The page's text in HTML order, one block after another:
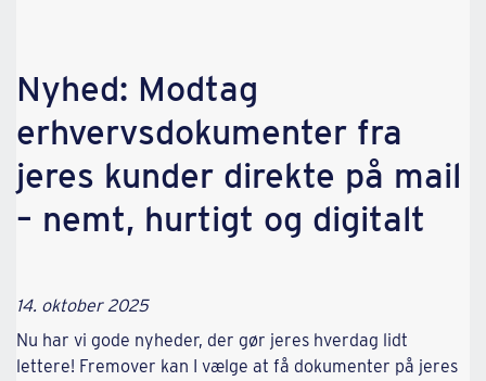
Nyhed: Modtag
erhvervsdokumenter fra
jeres kunder direkte på mail
– nemt, hurtigt og digitalt
14. oktober 2025
Nu har vi gode nyheder, der gør jeres hverdag lidt
lettere! Fremover kan I vælge at få dokumenter på jeres